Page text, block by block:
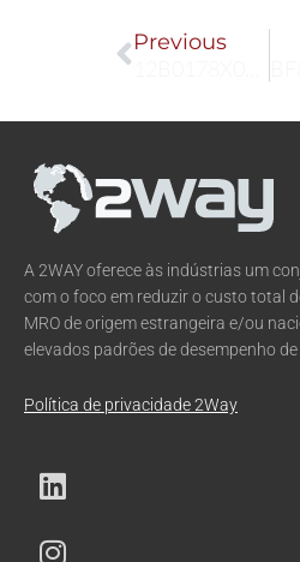
Prev
Previous
A 2WAY oferece às indústrias um
com o foco em reduzir o custo total
MRO de origem estrangeira e/ou
elevados padrões de desempenho
Política de privacidade 2Way